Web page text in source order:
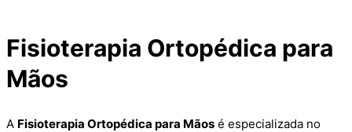
Fisioterapia Ortopédica para
Mãos
A Fisioterapia Ortopédica para Mãos é especializada no